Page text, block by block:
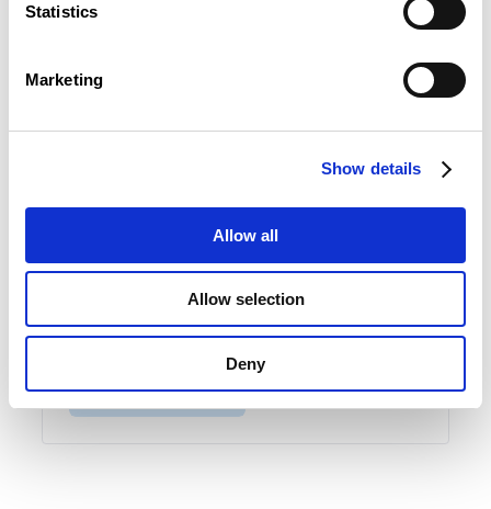
Statistics
Marketing
Show details
Allow all
Allow selection
Deny
Projet de loi N°8795
Compensation financière temporaire sur le
Texte du projet